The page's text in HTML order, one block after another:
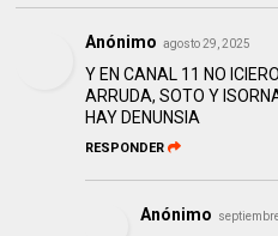
Anónimo agosto 29, 2025
Y EN CANAL 11 NO
ARRUDA, SOTO Y
HAY DENUNSIA
RESPONDER
Anónimo